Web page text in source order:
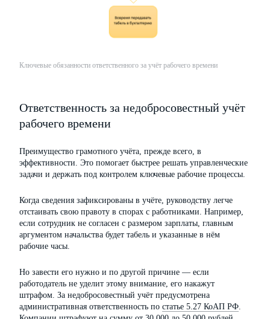
Ключевые обязанности ответственного за учёт рабочего времени
Ответственность за недобросовестный учёт
рабочего времени
Преимущество грамотного учёта, прежде всего, в
эффективности. Это помогает быстрее решать управленческие
задачи и держать под контролем ключевые рабочие процессы.
Когда сведения зафиксированы в учёте, руководству легче
отстаивать свою правоту в спорах с работниками. Например,
если сотрудник не согласен с размером зарплаты, главным
аргументом начальства будет табель и указанные в нём
рабочие часы.
Но завести его нужно и по другой причине — если
работодатель не уделит этому внимание, его накажут
штрафом. За недобросовестный учёт предусмотрена
административная ответственность по статье 5.27 КоАП РФ